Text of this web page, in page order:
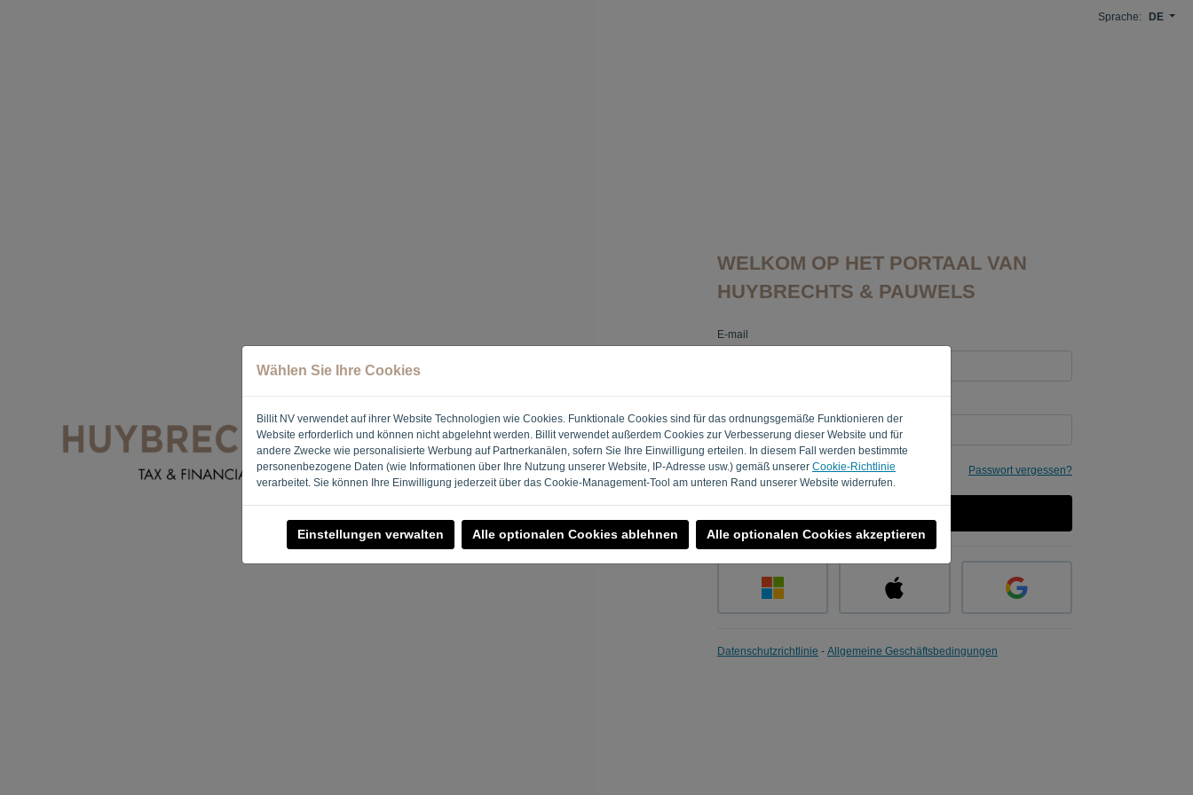
Wählen Sie Ihre Cookies
Billit NV verwendet auf ihrer Website Technologien wie Cookies. Funktionale Cookies sind für das ordnungsgemäße Funktionieren der
Website erforderlich und können nicht abgelehnt werden. Billit verwendet außerdem Cookies zur Verbesserung dieser Website und für
andere Zwecke wie personalisierte Werbung auf Partnerkanälen, sofern Sie Ihre Einwilligung erteilen. In diesem Fall werden bestimmte
personenbezogene Daten (wie Informationen über Ihre Nutzung unserer Website, IP-Adresse usw.) gemäß unserer Cookie-Richtlinie
verarbeitet. Sie können Ihre Einwilligung jederzeit über das Cookie-Management-Tool am unteren Rand unserer Website widerrufen.
Einstellungen verwalten Alle optionalen Cookies ablehnen Alle optionalen Cookies akzeptieren
Sprache: DE
WELKOM OP HET PORTAAL VAN
HUYBRECHTS & PAUWELS
E-mail
Passwort
Merken Passwort vergessen?
Datenschutzrichtlinie - Allgemeine Geschäftsbedingungen